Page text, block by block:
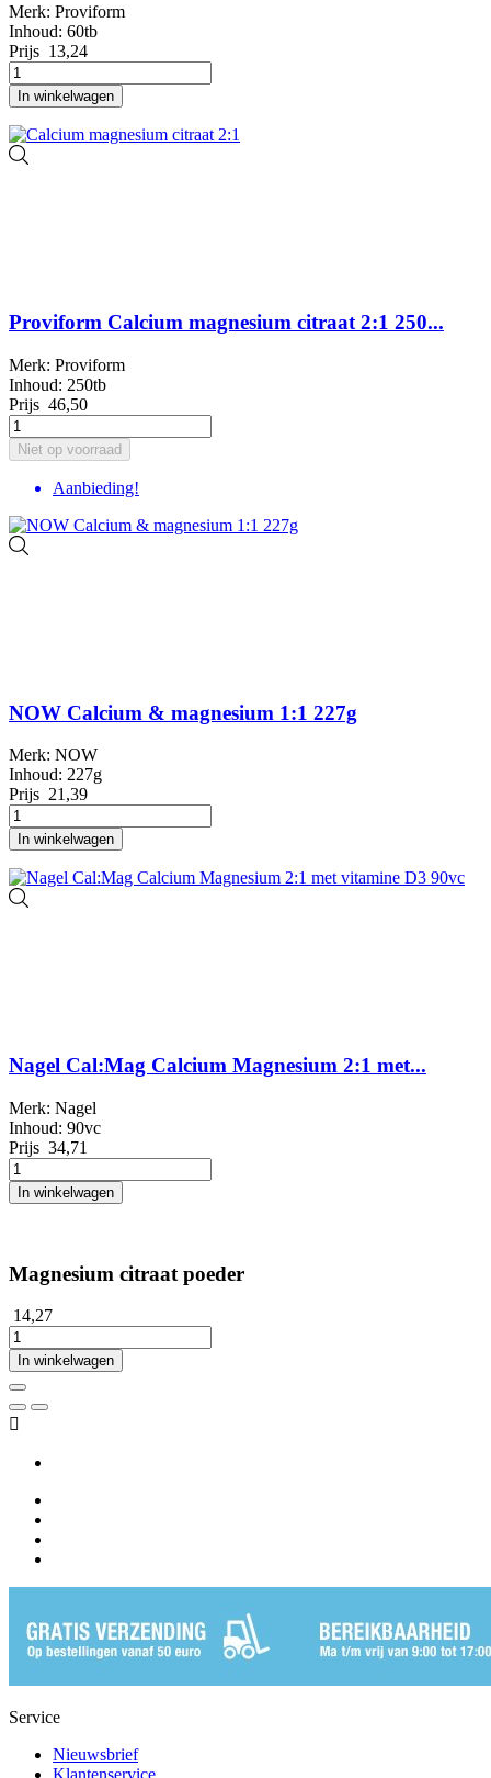
Merk: Proviform
Inhoud: 60tb
Prijs 13,24
In winkelwagen
Proviform Calcium magnesium citraat 2:1 250...
Merk: Proviform
Inhoud: 250tb
Prijs 46,50
Niet op voorraad
Aanbieding!
NOW Calcium & magnesium 1:1 227g
Merk: NOW
Inhoud: 227g
Prijs 21,39
In winkelwagen
Nagel Cal:Mag Calcium Magnesium 2:1 met...
Merk: Nagel
Inhoud: 90vc
Prijs 34,71
In winkelwagen
Magnesium citraat poeder
14,27
In winkelwagen

Service
Nieuwsbrief